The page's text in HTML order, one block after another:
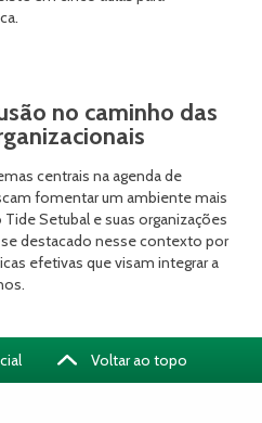
no caminho das
centrais na agenda de
fomentar um ambiente mais
Tide Setubal e suas organizações
destacado nesse contexto por
efetivas que visam integrar a
Voltar ao topo